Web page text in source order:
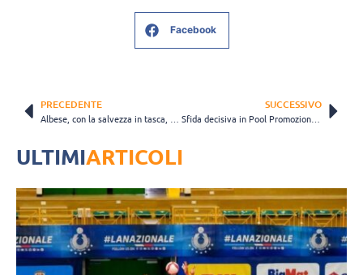
Facebook
PRECEDENTE SUCCESSIVO
Sfida decisiva in Pool Promozione, in Pool Salvezza occhi puntati su Messina
ULTIMIARTICOLI